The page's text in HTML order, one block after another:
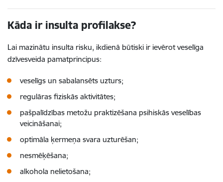
Kāda ir insulta profilakse?
Lai mazinātu insulta risku, ikdienā būtiski ir ievērot veselīga
dzīvesveida pamatprincipus:
veselīgs un sabalansēts uzturs;
regulāras fiziskās aktivitātes;
pašpalīdzības metožu praktizēšana psihiskās veselības
veicināšanai;
optimāla ķermeņa svara uzturēšan;
nesmēķēšana;
alkohola nelietošana;